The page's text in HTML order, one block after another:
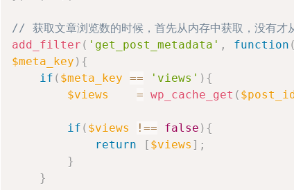
// 获取文章浏览数的时候，首先从内存中获取，没有才
add_filter ( 'get_post_metadata' , function (
$meta_key ) {
if ( $meta_key == 'views' ) {
$views
= wp_cache_get (
if ( $views !== false ) {
return
[ $views ] ;
}
}